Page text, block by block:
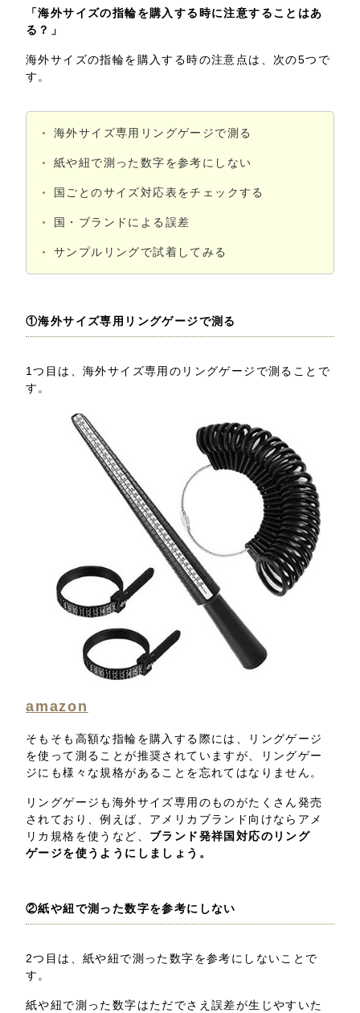
「海外サイズの指輪を購入する時に注意することはあ
る？」
海外サイズの指輪を購入する時の注意点は、次の5つで
す。
海外サイズ専用リングゲージで測る
紙や紐で測った数字を参考にしない
国ごとのサイズ対応表をチェックする
国・ブランドによる誤差
サンプルリングで試着してみる
①海外サイズ専用リングゲージで測る
1つ目は、海外サイズ専用のリングゲージで測ることで
す。
amazon
そもそも高額な指輪を購入する際には、リングゲージ
を使って測ることが推奨されていますが、リングゲー
ジにも様々な規格があることを忘れてはなりません。
リングゲージも海外サイズ専用のものがたくさん発売
されており、例えば、アメリカブランド向けならアメ
リカ規格を使うなど、 ブランド発祥国対応のリング
ゲージを使うようにしましょう。
②紙や紐で測った数字を参考にしない
2つ目は、紙や紐で測った数字を参考にしないことで
す。
紙や紐で測った数字はただでさえ誤差が生じやすいた